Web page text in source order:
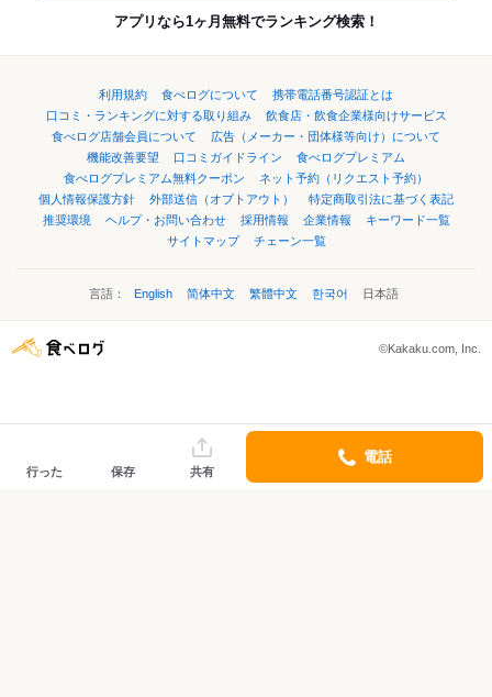
アプリなら1ヶ月無料でランキング検索！
利用規約 食べログについて
携帯電話番号認証とは
口コミ・ランキングに対する取り組み
飲食店・飲食企業様向けサービス
食べログ店舗会員について
広告（メーカー・団体様等向け）について
機能改善要望
口コミガイドライン
食べログプレミアム
食べログプレミアム無料クーポン
ネット予約（リクエスト予約）
個人情報保護方針
外部送信（オプトアウト）
特定商取引法に基づく表記
推奨環境
ヘルプ・お問い合わせ 採用情報 企業情報
キーワード一覧
サイトマップ
チェーン一覧
言語： English 简体中文 繁體中文 한국어 日本語
©Kakaku.com, Inc.
行った 保存 共有
電話